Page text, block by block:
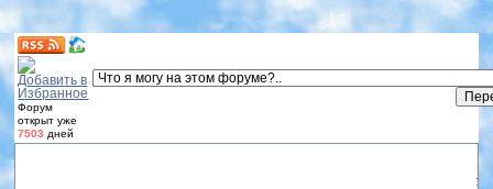
Форум
открыт уже
7503 дней